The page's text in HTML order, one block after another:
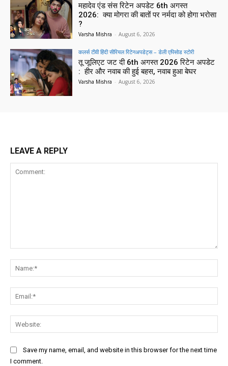
महादेव एंड संस रिटेन अपडेट 6th अगस्त
2026: क्या मोगरा की बातों पर नर्मदा को होगा भरोसा
?
Varsha Mishra - August 6, 2026
कलर्स टीवी हिंदी सीरियल रिटेनअपडेट्स – डेली एपिसोड स्टोरी
तू जूलिएट जट दी 6th अगस्त 2026 रिटेन अपडेट
: हीर और नवाब की हुई बहस, नवाब हुआ बेघर
Varsha Mishra - August 6, 2026
LEAVE A REPLY
Save my name, email, and website in this browser for the next time
I comment.